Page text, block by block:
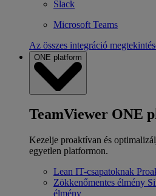
Slack
Microsoft Teams
Az összes integráció
ONE platform
TeamViewer ONE
Kezelje proaktívan és
egyetlen platformon.
Lean IT-csapatoknak
Zökkenőmentes élmény
élmény